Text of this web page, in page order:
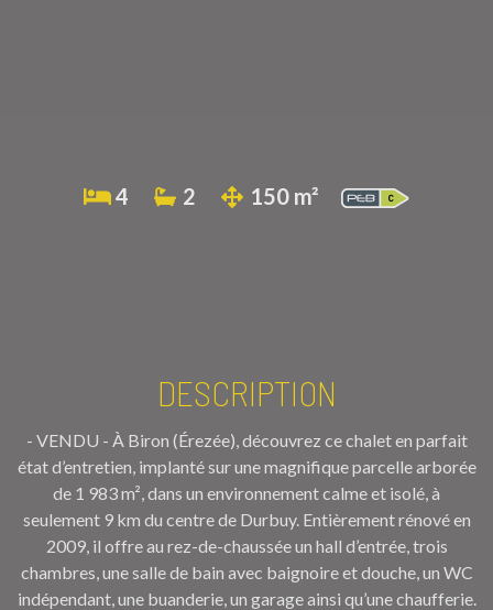
4 2 150 m²
DESCRIPTION
- VENDU - À Biron (Érezée), découvrez ce chalet en parfait
état d’entretien, implanté sur une magnifique parcelle arborée
de 1 983 m², dans un environnement calme et isolé, à
seulement 9 km du centre de Durbuy. Entièrement rénové en
2009, il offre au rez-de-chaussée un hall d’entrée, trois
chambres, une salle de bain avec baignoire et douche, un WC
indépendant, une buanderie, un garage ainsi qu’une chaufferie.